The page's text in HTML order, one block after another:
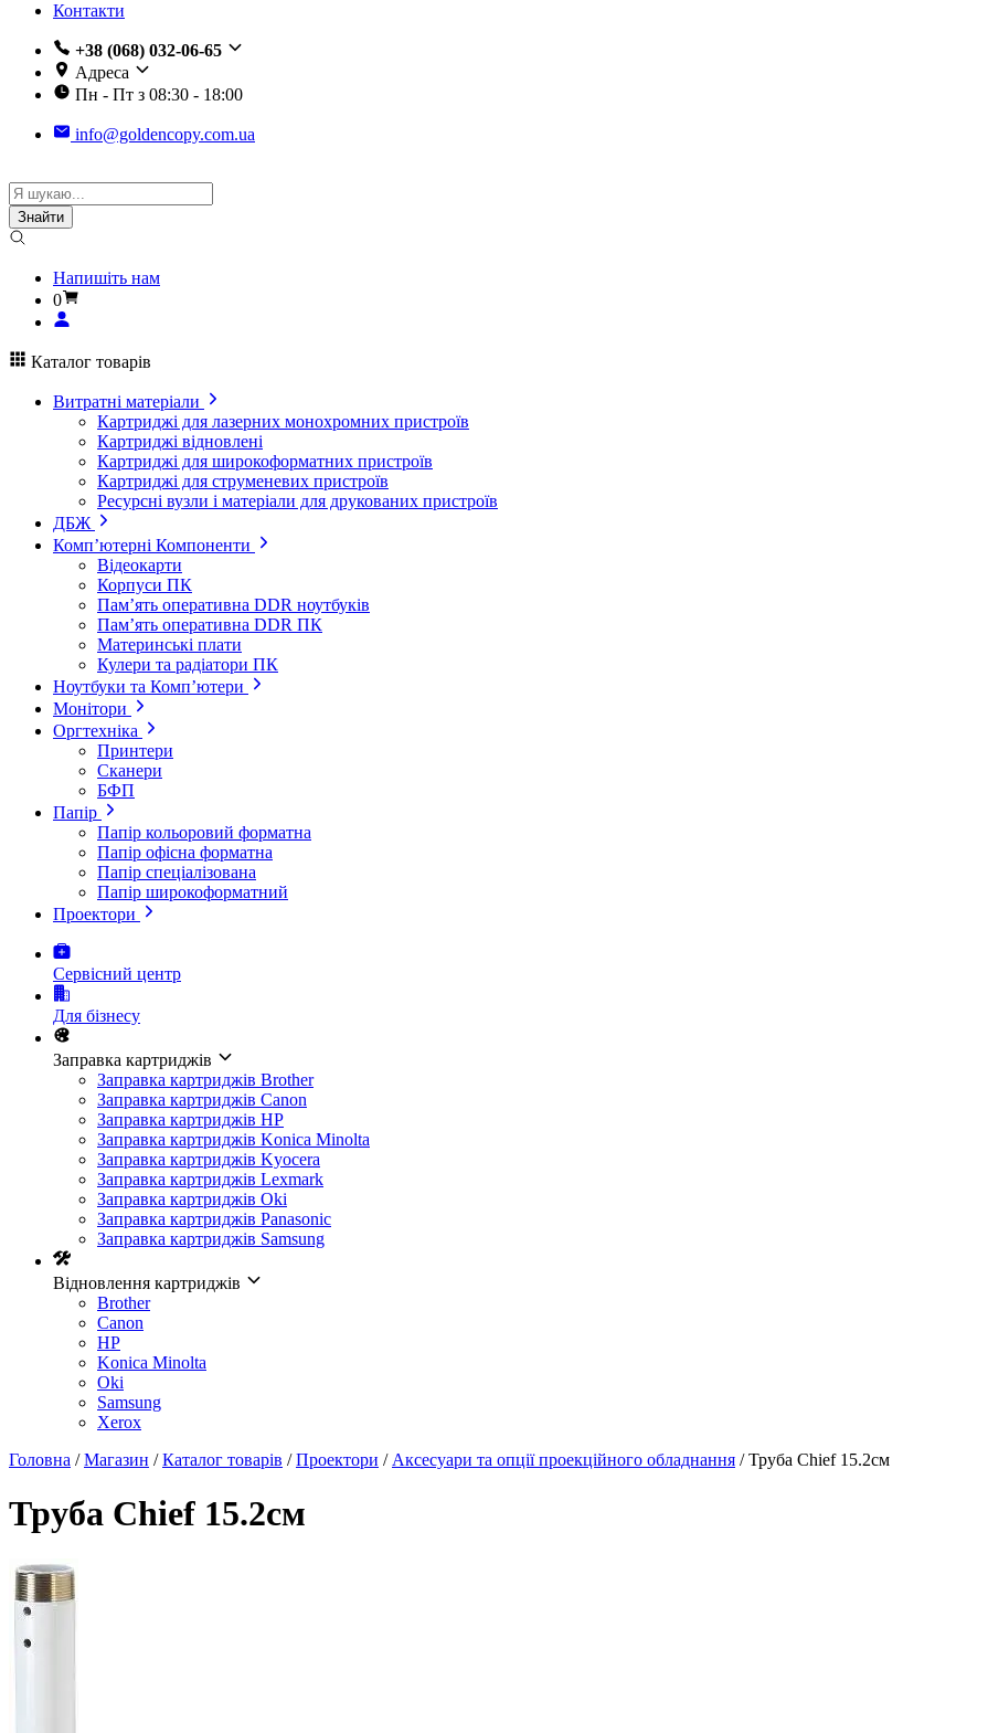
Контакти
+38 (068) 032-06-65
Адреса
Пн - Пт з 08:30 - 18:00
info@goldencopy.com.ua
Пошук
товарів
Знайти
Напишіть нам
0
Каталог товарів
Витратні матеріали
Картриджі для лазерних монохромних пристроїв
Картриджі відновлені
Картриджі для широкоформатних пристроїв
Картриджі для струменевих пристроїв
Ресурсні вузли і матеріали для друкованих пристроїв
ДБЖ
Комп’ютерні Компоненти
Відеокарти
Корпуси ПК
Пам’ять оперативна DDR ноутбуків
Пам’ять оперативна DDR ПК
Материнські плати
Кулери та радіатори ПК
Ноутбуки та Комп’ютери
Монітори
Оргтехніка
Принтери
Сканери
БФП
Папір
Папір кольоровий форматна
Папір офісна форматна
Папір спеціалізована
Папір широкоформатний
Проектори
Сервісний центр
Для бізнесу
Заправка картриджів
Заправка картриджів Brother
Заправка картриджів Canon
Заправка картриджів HP
Заправка картриджів Konica Minolta
Заправка картриджів Kyocera
Заправка картриджів Lexmark
Заправка картриджів Oki
Заправка картриджів Panasonic
Заправка картриджів Samsung
Відновлення картриджів
Brother
Canon
HP
Konica Minolta
Oki
Samsung
Xerox
Головна /Магазин /Каталог товарів /Проектори / Аксесуари та опції проекційного обладнання / Труба Chief 15.2см
Труба Chief 15.2см